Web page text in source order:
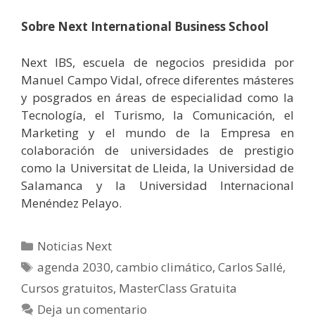
Sobre Next International Business School
Next IBS, escuela de negocios presidida por
Manuel Campo Vidal, ofrece diferentes másteres
y posgrados en áreas de especialidad como la
Tecnología, el Turismo, la Comunicación, el
Marketing y el mundo de la Empresa en
colaboración de universidades de prestigio
como la Universitat de Lleida, la Universidad de
Salamanca y la Universidad Internacional
Menéndez Pelayo.
Categorías
Noticias Next
Etiquetas
agenda 2030,cambio climático,Carlos Sallé,
Cursos gratuitos, MasterClass Gratuita
Deja un comentario